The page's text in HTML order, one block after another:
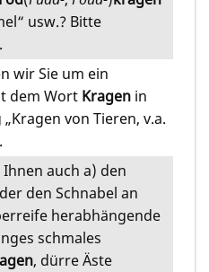
usw.? Bitte
wir Sie um ein
dem Wort Kragen in
von Tieren, v.a.
auch a) den
den Schnabel an
herabhängende
schmales
, dürre Äste